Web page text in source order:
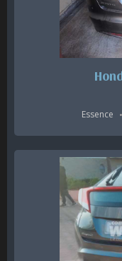
Essence